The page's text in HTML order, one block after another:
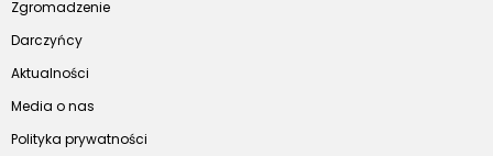
Zgromadzenie
Darczyńcy
Aktualności
Media o nas
Polityka prywatności